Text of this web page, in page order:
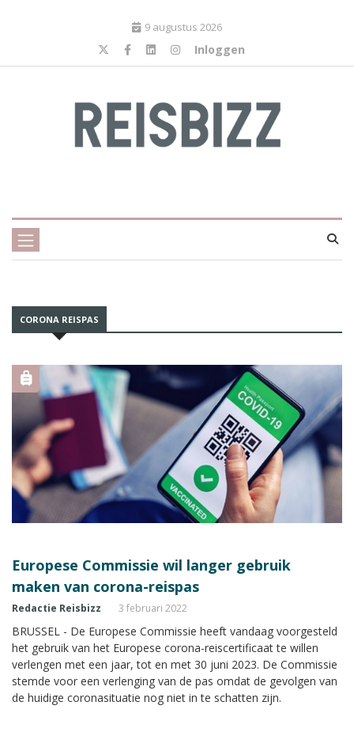
9 augustus 2026
Inloggen
CORONA REISPAS
Europese Commissie wil langer gebruik
maken van corona-reispas
Redactie Reisbizz 3 februari 2022
BRUSSEL - De Europese Commissie heeft vandaag voorgesteld
het gebruik van het Europese corona-reiscertificaat te willen
verlengen met een jaar, tot en met 30 juni 2023. De Commissie
stemde voor een verlenging van de pas omdat de gevolgen van
de huidige coronasituatie nog niet in te schatten zijn.